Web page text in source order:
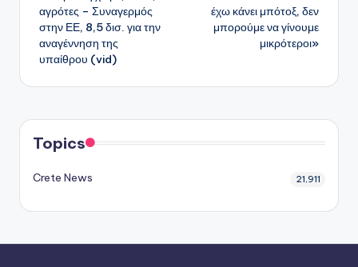
αγρότες – Συναγερμός
στην ΕΕ, 8,5 δισ. για την
αναγέννηση της
υπαίθρου (vid)
έχω κάνει μπότοξ, δεν
μπορούμε να γίνουμε
μικρότεροι»
Topics
Crete News 21,911